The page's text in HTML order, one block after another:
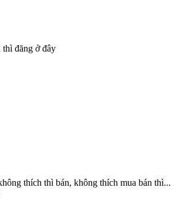
thì đăng ở đây
thích thì bán, không thích mua bán thì...